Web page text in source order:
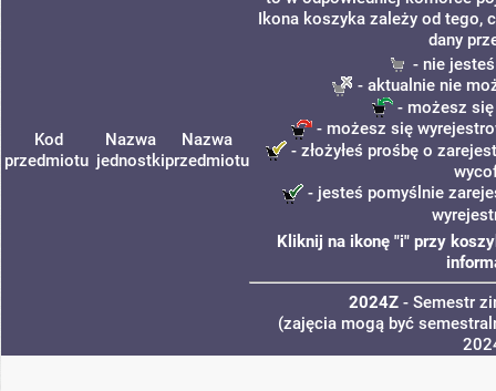
Kod
przedmiotu
Nazwa
jednostki
Nazwa
przedmiotu
Ikona koszyka zależy od tego,
dany
- nie
- aktualnie nie
- możesz
- możesz się
- złożyłeś prośbę o
- jesteś pomyślnie
Kliknij na ikonę "i" przy
2024Z- Semestr
(zajęcia mogą być